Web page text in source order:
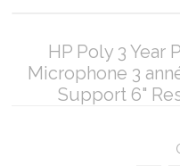
HP Poly 3 Year
Microphone 3
Support 6"